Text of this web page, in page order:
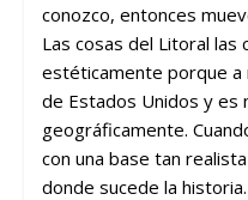
conozco, entonces
Las cosas del Litoral las
estéticamente porque a
de Estados Unidos y es
geográficamente.
con una base tan
donde sucede la historia.